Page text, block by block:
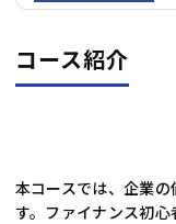
コース紹介
本コースでは、企業
す。ファイナンス初